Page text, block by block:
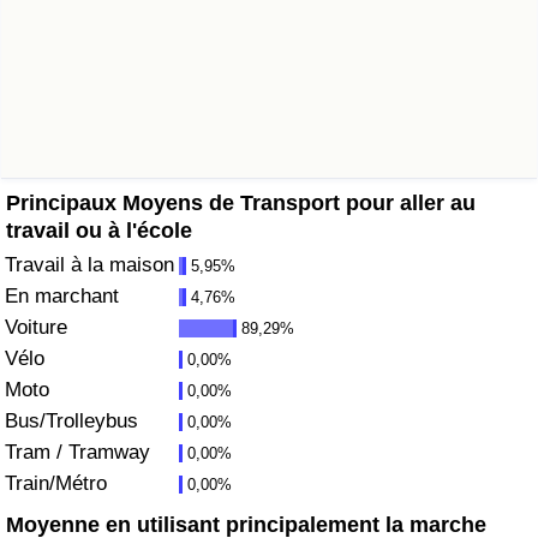
Principaux Moyens de Transport pour aller au
travail ou à l'école
Travail à la maison 5,95%
En marchant 4,76%
Voiture 89,29%
Vélo 0,00%
Moto 0,00%
Bus/Trolleybus 0,00%
Tram / Tramway 0,00%
Train/Métro 0,00%
Moyenne en utilisant principalement la marche
Indice de pollution
Trafic
Indice de Trafic
Indice de Trafic (Actuel)
Indice de Trafic par Pays